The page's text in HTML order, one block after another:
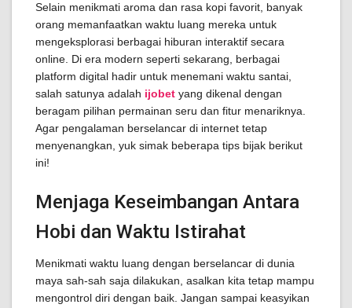
Selain menikmati aroma dan rasa kopi favorit, banyak
orang memanfaatkan waktu luang mereka untuk
mengeksplorasi berbagai hiburan interaktif secara
online. Di era modern seperti sekarang, berbagai
platform digital hadir untuk menemani waktu santai,
salah satunya adalah ijobet yang dikenal dengan
beragam pilihan permainan seru dan fitur menariknya.
Agar pengalaman berselancar di internet tetap
menyenangkan, yuk simak beberapa tips bijak berikut
ini!
Menjaga Keseimbangan Antara
Hobi dan Waktu Istirahat
Menikmati waktu luang dengan berselancar di dunia
maya sah-sah saja dilakukan, asalkan kita tetap mampu
mengontrol diri dengan baik. Jangan sampai keasyikan